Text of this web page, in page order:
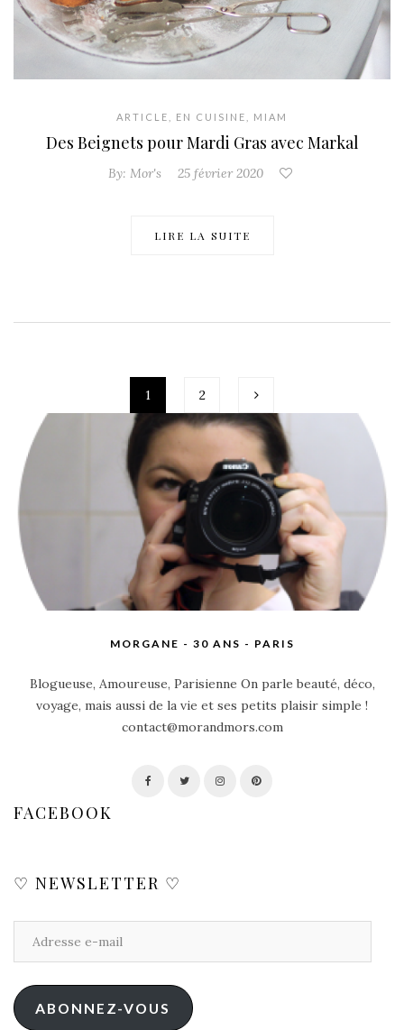
ARTICLE EN CUISINE MIAM
Des Beignets pour Mardi Gras avec Markal
By: Mor's 25 février 2020
LIRE LA SUITE
1 2
MORGANE - 30 ANS - PARIS
Blogueuse, Amoureuse, Parisienne On parle beauté, déco,
voyage, mais aussi de la vie et ses petits plaisir simple !
contact@morandmors.com
FACEBOOK
♡ NEWSLETTER ♡
ABONNEZ-VOUS